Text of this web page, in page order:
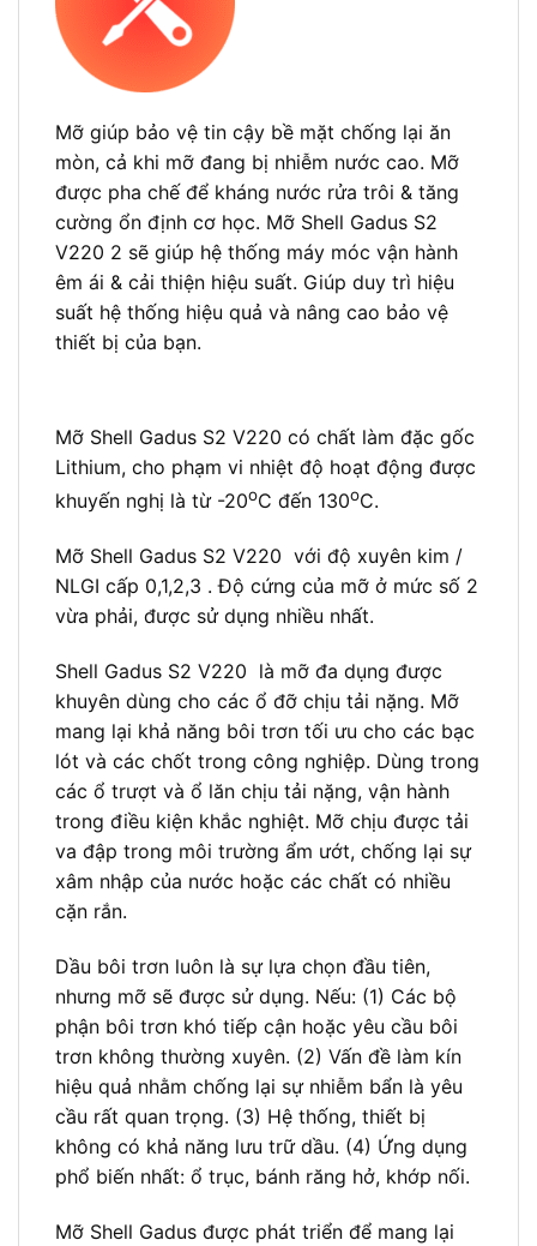
Mỡ giúp bảo vệ tin cậy bề mặt chống lại ăn
mòn, cả khi mỡ đang bị nhiễm nước cao. Mỡ
được pha chế để kháng nước rửa trôi & tăng
cường ổn định cơ học. Mỡ Shell Gadus S2
V220 2 sẽ giúp hệ thống máy móc vận hành
êm ái & cải thiện hiệu suất. Giúp duy trì hiệu
suất hệ thống hiệu quả và nâng cao bảo vệ
thiết bị của bạn.
Mỡ Shell Gadus S2 V220 có chất làm đặc gốc
Lithium, cho phạm vi nhiệt độ hoạt động được
khuyến nghị là từ -20oC đến 130oC.
Mỡ Shell Gadus S2 V220 với độ xuyên kim /
NLGI cấp 0,1,2,3 . Độ cứng của mỡ ở mức số 2
vừa phải, được sử dụng nhiều nhất.
Shell Gadus S2 V220 là mỡ đa dụng được
khuyên dùng cho các ổ đỡ chịu tải nặng. Mỡ
mang lại khả năng bôi trơn tối ưu cho các bạc
lót và các chốt trong công nghiệp. Dùng trong
các ổ trượt và ổ lăn chịu tải nặng, vận hành
trong điều kiện khắc nghiệt. Mỡ chịu được tải
va đập trong môi trường ẩm ướt, chống lại sự
xâm nhập của nước hoặc các chất có nhiều
cặn rắn.
Dầu bôi trơn luôn là sự lựa chọn đầu tiên,
nhưng mỡ sẽ được sử dụng. Nếu: (1) Các bộ
phận bôi trơn khó tiếp cận hoặc yêu cầu bôi
trơn không thường xuyên. (2) Vấn đề làm kín
hiệu quả nhằm chống lại sự nhiễm bẩn là yêu
cầu rất quan trọng. (3) Hệ thống, thiết bị
không có khả năng lưu trữ dầu. (4) Ứng dụng
phổ biến nhất: ổ trục, bánh răng hở, khớp nối.
Mỡ Shell Gadus được phát triển để mang lại